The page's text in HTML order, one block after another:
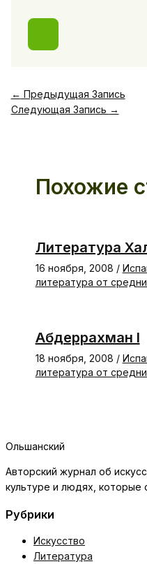
← Предыдущая Запись
Следующая Запись →
Похожие
Литература
16 ноября, 2008 /
литература от
Абдеррахман I
18 ноября, 2008 /
литература от
Ольшанский
Авторский журнал об
культуре и людях, которые
Рубрики
Искусство
Литература